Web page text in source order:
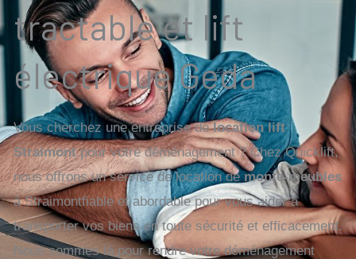
tractable et lift
électrique Geda
Vous cherchez une entreprise delocation lift
Straimontpour votre déménagement ? Chez Quicklift,
nous offrons un service de location demonte-meubles
à Straimontfiable et abordable pour vous aider à
transporter vos biens en toute sécurité et efficacement.
Nous sommes là pour rendre votre déménagement